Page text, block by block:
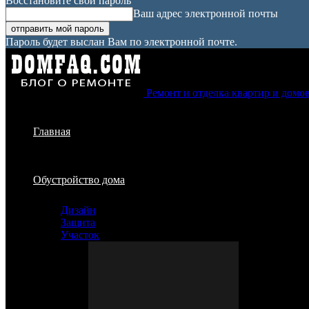
Ваш адрес электронной почты
Пароль будет выслан Вам по электронной почте.
Ремонт и отделка квартир и
Главная
Обустройство дома
Дизайн
Защита
Участок